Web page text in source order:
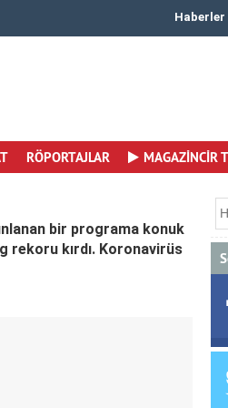
Haberler
RÖPORTAJLAR MAGAZİNCİR
bir programa konuk
rekoru kırdı. Koronavirüs